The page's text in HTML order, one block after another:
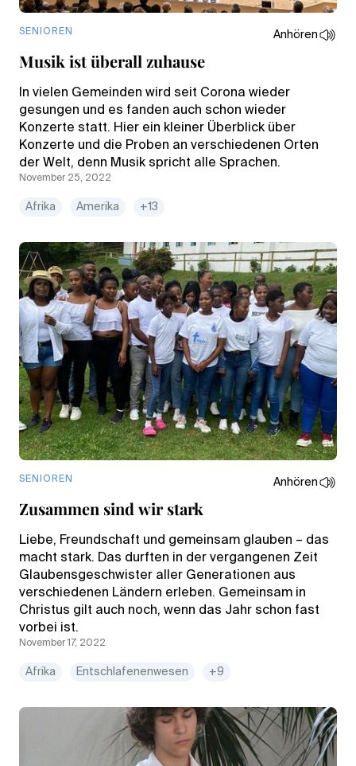
SENIOREN Anhören
Musik ist überall zuhause
In vielen Gemeinden wird seit Corona wieder
gesungen und es fanden auch schon wieder
Konzerte statt. Hier ein kleiner Überblick über
Konzerte und die Proben an verschiedenen Orten
der Welt, denn Musik spricht alle Sprachen.
November 25, 2022
Afrika Amerika +13
SENIOREN Anhören
Zusammen sind wir stark
Liebe, Freundschaft und gemeinsam glauben – das
macht stark. Das durften in der vergangenen Zeit
Glaubensgeschwister aller Generationen aus
verschiedenen Ländern erleben. Gemeinsam in
Christus gilt auch noch, wenn das Jahr schon fast
vorbei ist.
November 17, 2022
Afrika Entschlafenenwesen +9